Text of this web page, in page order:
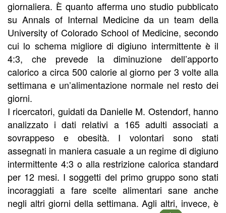
giornaliera. È quanto afferma uno studio pubblicato
su Annals of Internal Medicine da un team della
University of Colorado School of Medicine, secondo
cui lo schema migliore di digiuno intermittente è il
4:3, che prevede la diminuzione dell’apporto
calorico a circa 500 calorie al giorno per 3 volte alla
settimana e un’alimentazione normale nel resto dei
giorni.
I ricercatori, guidati da Danielle M. Ostendorf, hanno
analizzato i dati relativi a 165 adulti associati a
sovrappeso e obesità. I volontari sono stati
assegnati in maniera casuale a un regime di digiuno
intermittente 4:3 o alla restrizione calorica standard
per 12 mesi. I soggetti del primo gruppo sono stati
incoraggiati a fare scelte alimentari sane anche
negli altri giorni della settimana. Agli altri, invece, è